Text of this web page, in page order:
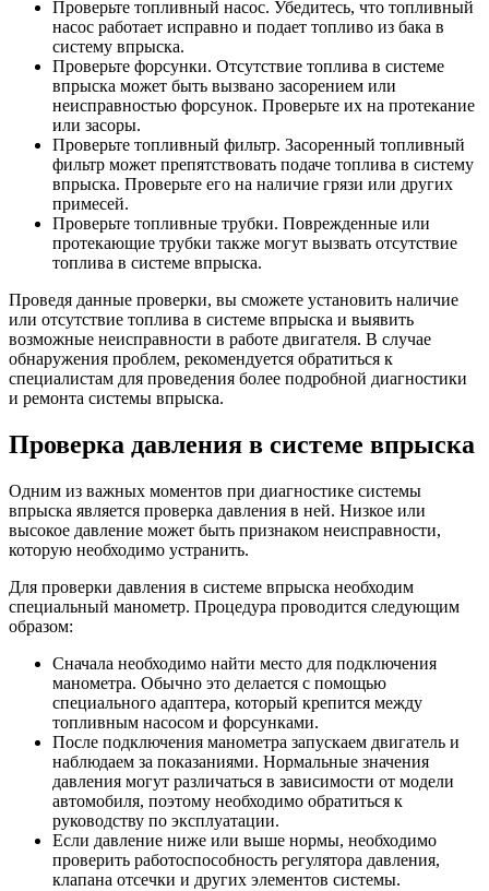
Проверьте топливный насос. Убедитесь, что топливный
насос работает исправно и подает топливо из бака в
систему впрыска.
Проверьте форсунки. Отсутствие топлива в системе
впрыска может быть вызвано засорением или
неисправностью форсунок. Проверьте их на протекание
или засоры.
Проверьте топливный фильтр. Засоренный топливный
фильтр может препятствовать подаче топлива в систему
впрыска. Проверьте его на наличие грязи или других
примесей.
Проверьте топливные трубки. Поврежденные или
протекающие трубки также могут вызвать отсутствие
топлива в системе впрыска.
Проведя данные проверки, вы сможете установить наличие
или отсутствие топлива в системе впрыска и выявить
возможные неисправности в работе двигателя. В случае
обнаружения проблем, рекомендуется обратиться к
специалистам для проведения более подробной диагностики
и ремонта системы впрыска.
Проверка давления в системе впрыска
Одним из важных моментов при диагностике системы
впрыска является проверка давления в ней. Низкое или
высокое давление может быть признаком неисправности,
которую необходимо устранить.
Для проверки давления в системе впрыска необходим
специальный манометр. Процедура проводится следующим
образом:
Сначала необходимо найти место для подключения
манометра. Обычно это делается с помощью
специального адаптера, который крепится между
топливным насосом и форсунками.
После подключения манометра запускаем двигатель и
наблюдаем за показаниями. Нормальные значения
давления могут различаться в зависимости от модели
автомобиля, поэтому необходимо обратиться к
руководству по эксплуатации.
Если давление ниже или выше нормы, необходимо
проверить работоспособность регулятора давления,
клапана отсечки и других элементов системы.